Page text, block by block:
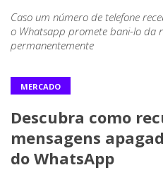
Caso um número de telefone
o Whatsapp promete bani-lo da
permanentemente
MERCADO
Descubra como
mensagens
do WhatsApp